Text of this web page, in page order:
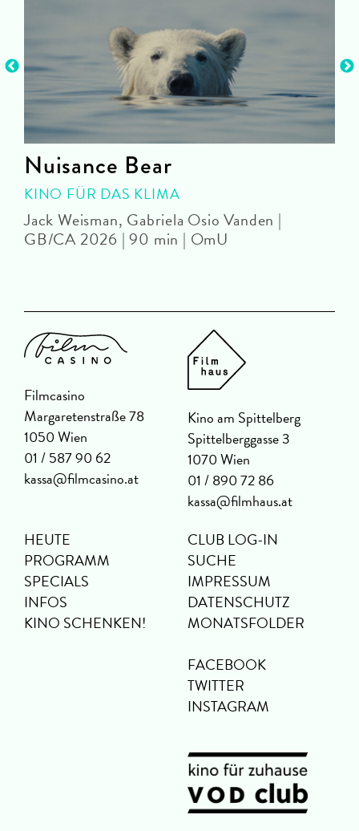
Nuisance Bear
KINO FÜR DAS KLIMA
Jack Weisman, Gabriela Osio Vanden |
GB/CA 2026 | 90 min | OmU
Filmcasino
Margaretenstraße 78
1050 Wien
01 / 587 90 62
kassa@filmcasino.at
Kino am Spittelberg
Spittelberggasse 3
1070 Wien
01 / 890 72 86
kassa@filmhaus.at
HEUTE
PROGRAMM
SPECIALS
INFOS
KINO SCHENKEN!
CLUB LOG-IN
SUCHE
IMPRESSUM
DATENSCHUTZ
MONATSFOLDER
FACEBOOK
TWITTER
INSTAGRAM